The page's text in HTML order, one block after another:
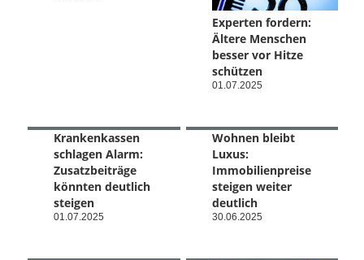
Experten fordern:
Ältere Menschen
besser vor Hitze
schützen
01.07.2025
Krankenkassen
schlagen Alarm:
Zusatzbeiträge
könnten deutlich
steigen
01.07.2025
Wohnen bleibt
Luxus:
Immobilienpreise
steigen weiter
deutlich
30.06.2025